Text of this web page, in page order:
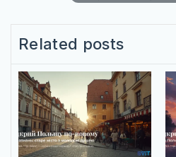
Related posts